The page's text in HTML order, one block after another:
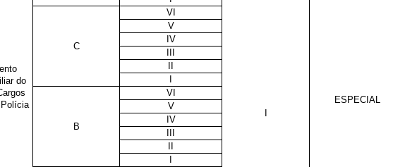
do
ESPECIAL
C
VI
V
IV
B
VI
V
IV